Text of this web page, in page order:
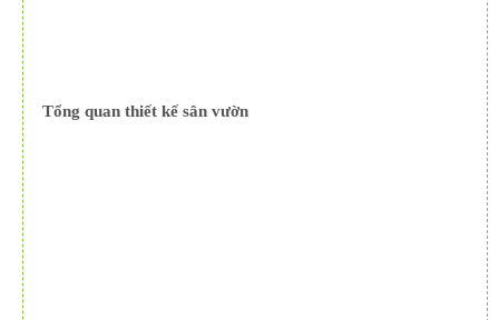
Tổng quan thiết kế sân vườn